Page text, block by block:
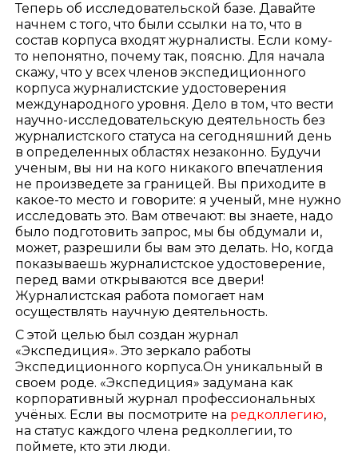
Теперь об исследовательской базе. Давайте
начнем с того, что были ссылки на то, что в
состав корпуса входят журналисты. Если кому-
то непонятно, почему так, поясню. Для начала
скажу, что у всех членов экспедиционного
корпуса журналистские удостоверения
международного уровня. Дело в том, что вести
научно-исследовательскую деятельность без
журналистского статуса на сегодняшний день
в определенных областях незаконно. Будучи
ученым, вы ни на кого никакого впечатления
не произведете за границей. Вы приходите в
какое-то место и говорите: я ученый, мне нужно
исследовать это. Вам отвечают: вы знаете, надо
было подготовить запрос, мы бы обдумали и,
может, разрешили бы вам это делать. Но, когда
показываешь журналистское удостоверение,
перед вами открываются все двери!
Журналистская работа помогает нам
осуществлять научную деятельность.
С этой целью был создан журнал
«Экспедиция». Это зеркало работы
Экспедиционного корпуса.Он уникальный в
своем роде. «Экспедиция» задумана как
корпоративный журнал профессиональных
учёных. Если вы посмотрите на редколлегию,
на статус каждого члена редколлегии, то
поймете, кто эти люди.